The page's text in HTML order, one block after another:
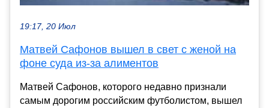
19:17, 20 Июл
Матвей Сафонов вышел в свет с женой на
фоне суда из-за алиментов
Матвей Сафонов, которого недавно признали
самым дорогим российским футболистом, вышел